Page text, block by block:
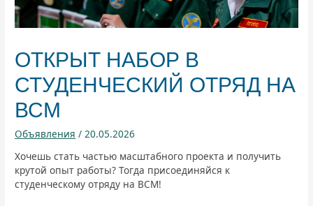
ОТКРЫТ НАБОР В
СТУДЕНЧЕСКИЙ ОТРЯД НА
ВСМ
Объявления / 20.05.2026
Хочешь стать частью масштабного проекта и получить
крутой опыт работы? Тогда присоединяйся к
студенческому отряду на ВСМ!